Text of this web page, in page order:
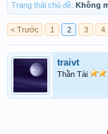
Trạng thái chủ đề: Không
< Trước 1 2 3 4
traivt
Thần Tài